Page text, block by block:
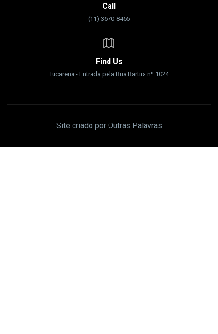
Call
(11) 3670-8455
Find Us
Tucarena - Entrada pela Rua Bartira nº 1024
Site criado por Outras Palavras